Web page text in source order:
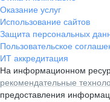
Оказание услуг
Использование сайтов
Защита персональных
Пользовательское
ИТ аккредитация
На информационном
рекомендательные
предоставления